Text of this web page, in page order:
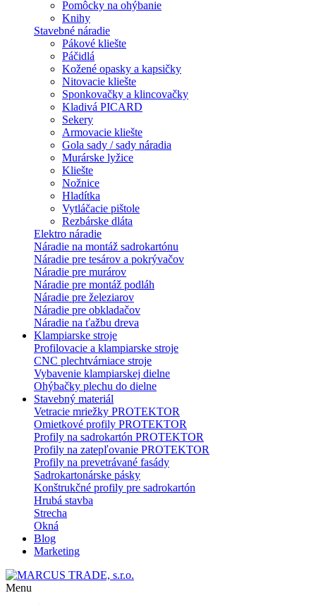
Pomôcky na ohýbanie
Knihy
Stavebné náradie
Pákové kliešte
Páčidlá
Kožené opasky a kapsičky
Nitovacie kliešte
Sponkovačky a klincovačky
Kladivá PICARD
Sekery
Armovacie kliešte
Gola sady / sady náradia
Murárske lyžice
Kliešte
Nožnice
Hladítka
Vytláčacie pištole
Rezbárske dláta
Elektro náradie
Náradie na montáž sadrokartónu
Náradie pre tesárov a pokrývačov
Náradie pre murárov
Náradie pre montáž podláh
Náradie pre železiarov
Náradie pre obkladačov
Náradie na ťažbu dreva
Klampiarske stroje
Profilovacie a klampiarske stroje
CNC plechtvárniace stroje
Vybavenie klampiarskej dielne
Ohýbačky plechu do dielne
Stavebný materiál
Vetracie mriežky PROTEKTOR
Omietkové profily PROTEKTOR
Profily na sadrokartón PROTEKTOR
Profily na zatepľovanie PROTEKTOR
Profily na prevetrávané fasády
Sadrokartonárske pásky
Konštrukčné profily pre sadrokartón
Hrubá stavba
Strecha
Okná
Blog
Marketing
Menu